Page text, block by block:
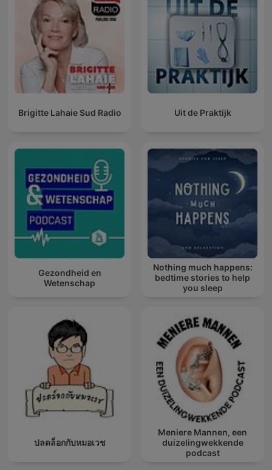
Brigitte Lahaie Sud Radio Uit de Praktijk
Gezondheid en
Wetenschap
Nothing much happens:
bedtime stories to help
you sleep
ปลดล็อกกับหมอเวช
Meniere Mannen, een
duizelingwekkende
podcast